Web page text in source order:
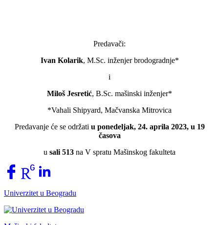
Predavači:
Ivan Kolarik, M.Sc. inženjer brodogradnje*
i
Miloš Jesretić, B.Sc. mašinski inženjer*
*Vahali Shipyard, Mačvanska Mitrovica
Predavanje će se održati u ponedeljak, 24. aprila 2023, u 19
časova
u sali 513 na V spratu Mašinskog fakulteta
Univerzitet u Beogradu